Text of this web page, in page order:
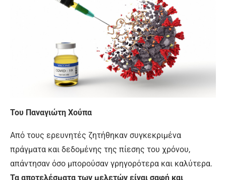
Του Παναγιώτη Χούπα
Από τους ερευνητές ζητήθηκαν συγκεκριμένα
πράγματα και δεδομένης της πίεσης του χρόνου,
απάντησαν όσο μπορούσαν γρηγορότερα και καλύτερα.
Τα αποτελέσματα των μελετών είναι σαφή και